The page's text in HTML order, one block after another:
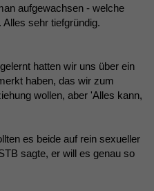
aufgewachsen - welche
sehr tiefgründig.
hatten wir uns über ein
haben, das wir zum
wollen, aber 'Alles kann,
es beide auf rein sexueller
sagte, er will es genau so